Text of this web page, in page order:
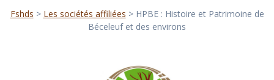
Fshds > Les sociétés affiliées > HPBE : Histoire et Patrimoine de
Béceleuf et des environs